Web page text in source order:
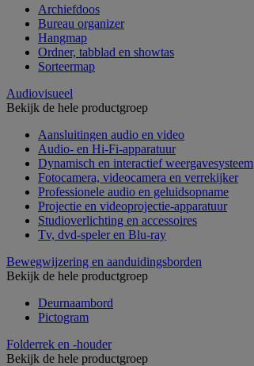
Archiefdoos
Bureau organizer
Hangmap
Ordner, tabblad en showtas
Sorteermap
Audiovisueel
Bekijk de hele productgroep
Aansluitingen audio en video
Audio- en Hi-Fi-apparatuur
Dynamisch en interactief weergavesysteem
Fotocamera, videocamera en verrekijker
Professionele audio en geluidsopname
Projectie en videoprojectie-apparatuur
Studioverlichting en accessoires
Tv, dvd-speler en Blu-ray
Bewegwijzering en aanduidingsborden
Bekijk de hele productgroep
Deurnaambord
Pictogram
Folderrek en -houder
Bekijk de hele productgroep